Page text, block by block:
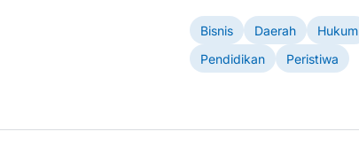
Bisnis Daerah Hukum
Pendidikan
Peristiwa